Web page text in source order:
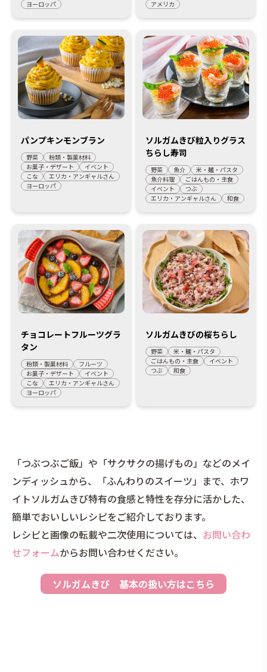
ヨーロッパ アメリカ
パンプキンモンブラン
野菜
粉類・製菓材料
お菓子・デザート
イベント
こな
エリカ・アンギャルさん
ヨーロッパ
ソルガムきび粒入りグラス
ちらし寿司
野菜 魚介
米・麺・パスタ
魚介料理
ごはんもの・主食
イベント
つぶ
エリカ・アンギャルさん
和食
チョコレートフルーツグラ
タン
粉類・製菓材料
フルーツ
お菓子・デザート
イベント
こな
エリカ・アンギャルさん
ヨーロッパ
ソルガムきびの桜ちらし
野菜
米・麺・パスタ
ごはんもの・主食
イベント
つぶ
和食
「つぶつぶご飯」や「サクサクの揚げもの」などのメイ
ンディッシュから、「ふんわりのスイーツ」まで、ホワ
イトソルガムきび特有の食感と特性を存分に活かした、
簡単でおいしいレシピをご紹介しております。
レシピと画像の転載や二次使用については、 お問い合わ
せフォームからお問い合わせください。
ソルガムきび 基本の扱い方はこちら